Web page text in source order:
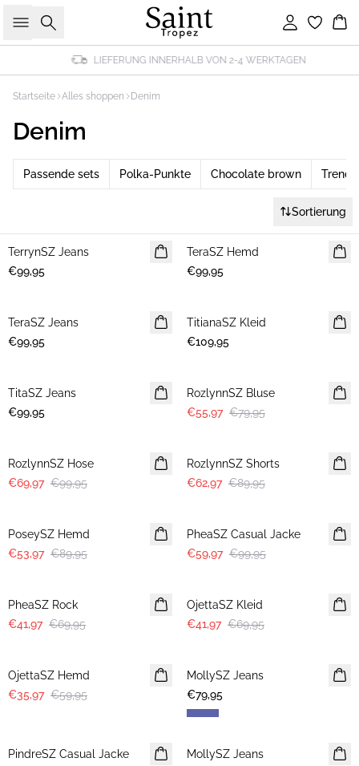
Suche Einloggen
LIEFERUNG INNERHALB VON 2-4 WERKTAGEN
Startseite Alles shoppen Denim
Denim
Passende sets Polka-Punkte Chocolate brown
Sortierung
NEUHEIT
TerrynSZ Jeans
€99,95
NEUHEIT
TeraSZ Hemd
€99,95
NEUHEIT
TeraSZ Jeans
€99,95
NEUHEIT
TitianaSZ Kleid
€109,95
NEUHEIT
TitaSZ Jeans
€99,95
RozlynnSZ Bluse
€55,97 €79,95
RozlynnSZ Hose
€69,97 €99,95
RozlynnSZ Shorts
€62,97 €89,95
PoseySZ Hemd
€53,97 €89,95
PheaSZ Casual Jacke
€59,97 €99,95
PheaSZ Rock
€41,97 €69,95
OjettaSZ Kleid
€41,97 €69,95
OjettaSZ Hemd
€35,97 €59,95
MollySZ Jeans
€79,95
PindreSZ Casual Jacke
MollySZ Jeans